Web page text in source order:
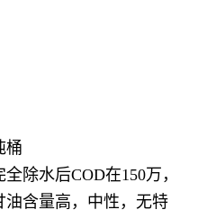
桶
除水后COD在150万，
油含量高，中性，无特